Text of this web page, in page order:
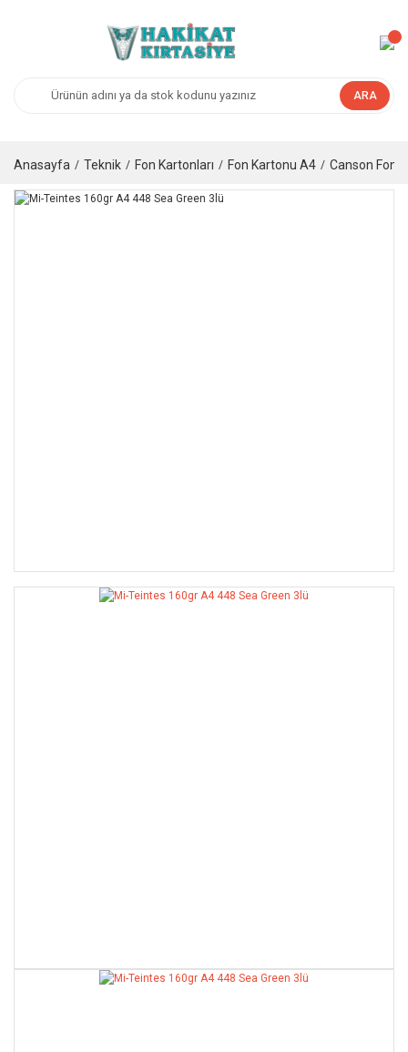
ARA
Anasayfa Teknik Fon Kartonları Fon Kartonu A4 Canson Fon